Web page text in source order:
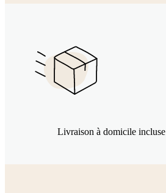
Livraison à domicile incluse